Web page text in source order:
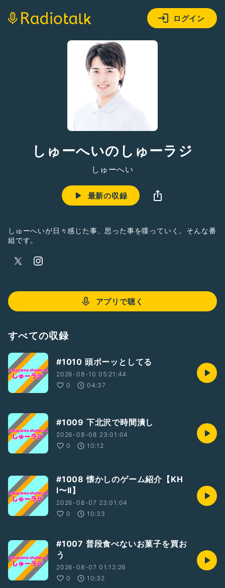
ログイン
しゅーへいのしゅーラジ
しゅーへい
最新の収録
しゅーへいが日々感じた事、思った事を喋っていく。そんな番
組です。
アプリで聴く
すべての収録
#1010 頭ボーッとしてる
2026-08-10 05:21:44
0
04:37
#1009 下北沢で時間潰し
2026-08-08 23:01:04
0
10:12
#1008 懐かしのゲーム紹介【KH
I〜II】
2026-08-07 23:01:04
0
10:33
#1007 普段食べないお菓子を買お
う
2026-08-07 01:12:26
0
10:32